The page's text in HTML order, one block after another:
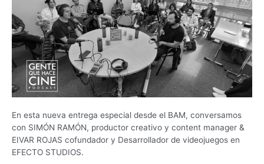
En esta nueva entrega especial desde el BAM, conversamos
con SIMÓN RAMÓN, productor creativo y content manager &
EIVAR ROJAS cofundador y Desarrollador de videojuegos en
EFECTO STUDIOS.